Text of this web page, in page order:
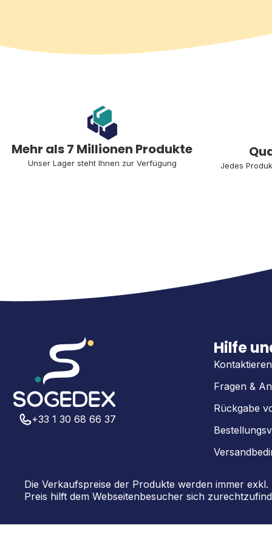
Mehr als 7 Millionen Produkte
Unser Lager steht Ihnen zur Verfügung Jedes
+33 1 30 68 66 37
Hilfe
Fragen &
Rückgabe
Die Verkaufspreise der Produkte werden immer
Preis hilft dem Webseitenbesucher sich